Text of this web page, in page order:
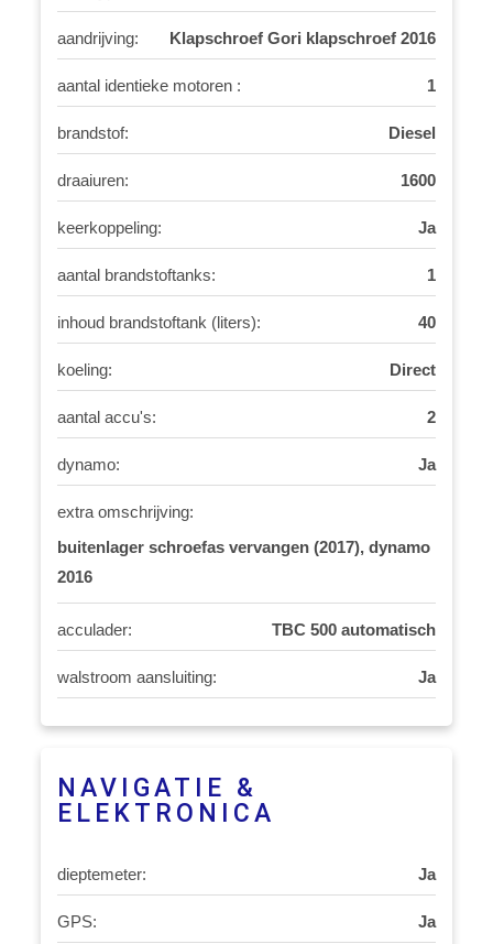
aandrijving: Klapschroef Gori klapschroef 2016
aantal identieke motoren : 1
brandstof: Diesel
draaiuren: 1600
keerkoppeling: Ja
aantal brandstoftanks: 1
inhoud brandstoftank (liters): 40
koeling: Direct
aantal accu's: 2
dynamo: Ja
extra omschrijving:
buitenlager schroefas vervangen (2017), dynamo
2016
acculader: TBC 500 automatisch
walstroom aansluiting: Ja
NAVIGATIE &
ELEKTRONICA
dieptemeter: Ja
GPS: Ja